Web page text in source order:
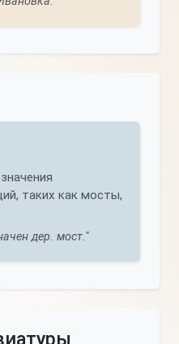
таких как мосты,
дер. мост."